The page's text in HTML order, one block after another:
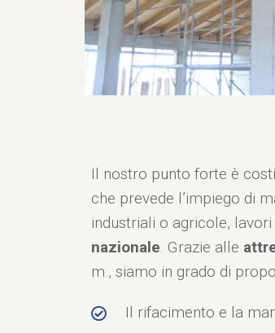
Il nostro punto forte è
che prevede l’impiego di
industriali o agricole,
nazionale. Grazie alle
m., siamo in grado di
Il rifacimento e la